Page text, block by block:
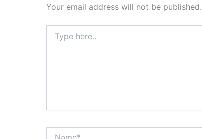
Your email address will not be published.
here..